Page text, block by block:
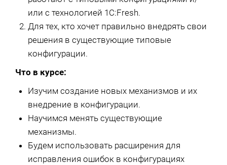
или с технологией 1C:Fresh.
Для тех, кто хочет правильно внедрять свои
решения в существующие типовые
конфигурации.
Что в курсе:
Изучим создание новых механизмов и их
внедрение в конфигурации.
Научимся менять существующие
механизмы.
Будем использовать расширения для
исправления ошибок в конфигурациях